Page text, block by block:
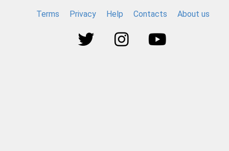
Terms
Privacy Help Contacts About us